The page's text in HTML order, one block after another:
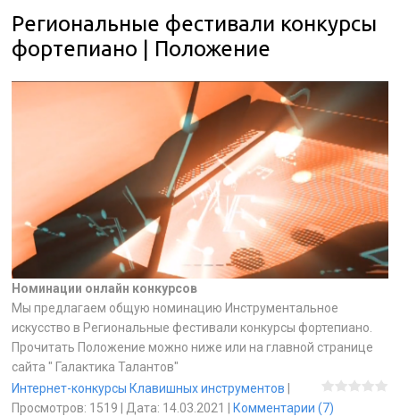
Региональные фестивали конкурсы
фортепиано | Положение
Номинации онлайн конкурсов
Мы предлагаем общую номинацию Инструментальное
искусство в Региональные фестивали конкурсы фортепиано.
Прочитать Положение можно ниже или на главной странице
сайта " Галактика Талантов"
Интернет-конкурсы Клавишных инструментов |
Просмотров: 1519 | Дата: 14.03.2021 | Комментарии (7)